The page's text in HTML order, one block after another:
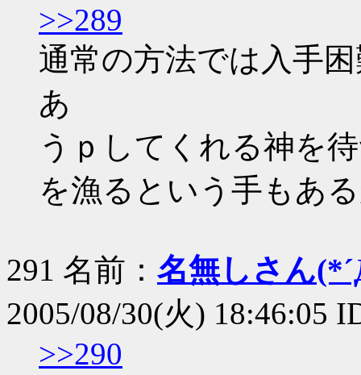
>>289
通常の方法では入手
あ
うｐしてくれる神を
を漁るという手もあ
291 名前： 名無しさん
2005/08/30(火) 18:46:05
>>290